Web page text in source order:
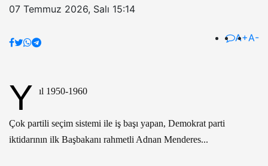
07 Temmuz 2026, Salı 15:14
A+A-
Y ıl 1950-1960
Çok partili seçim sistemi ile iş başı yapan, Demokrat parti
iktidarının ilk Başbakanı rahmetli Adnan Menderes...